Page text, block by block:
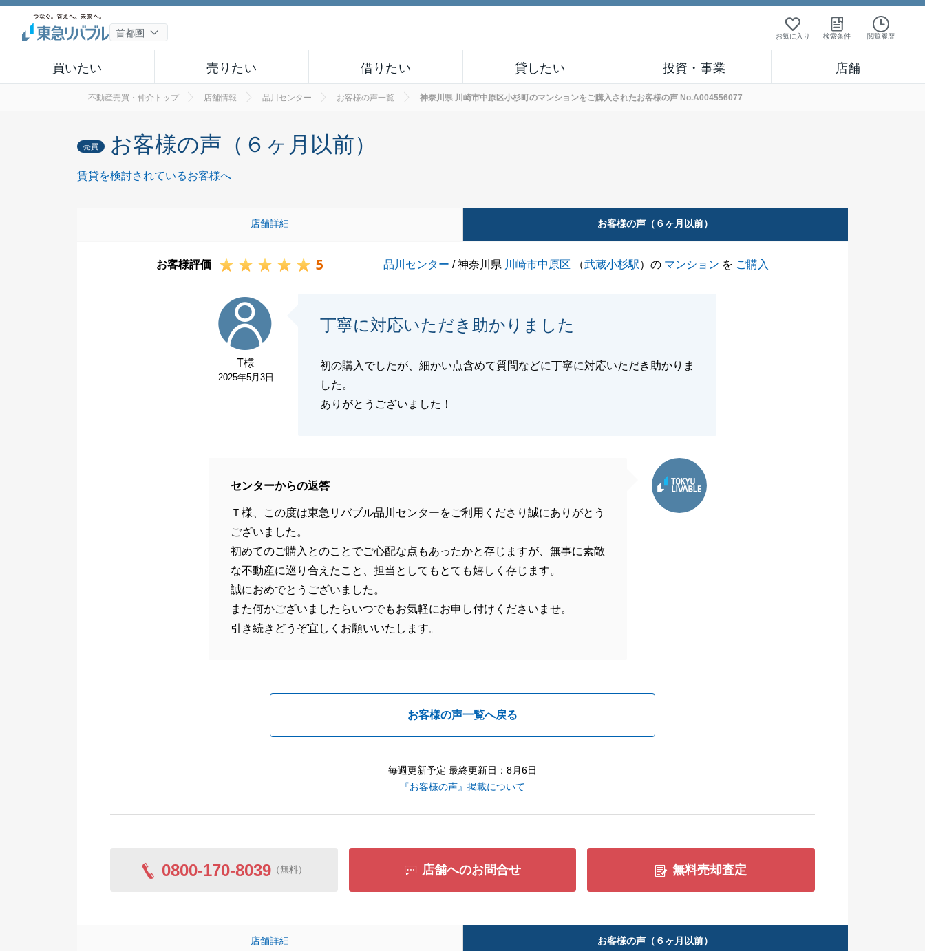
お気に入り 検索条件 閲覧履歴
買いたい 売りたい 借りたい 貸したい 投資・事業 店舗
不動産売買・仲介トップ 店舗情報 品川センター お客様の声一覧 神奈川県 川崎市中原区小杉町のマンションをご購入されたお客様の声 No.A004556077
売買 お客様の声（６ヶ月以前）
賃貸を検討されているお客様へ
店舗詳細 お客様の声（６ヶ月以前）
お客様評価 5 品川センター / 神奈川県 川崎市中原区 （武蔵小杉駅）の マンション を ご購入
T様
2025年5月3日
丁寧に対応いただき助かりました
初の購入でしたが、細かい点含めて質問などに丁寧に対応いただき助かりま
した。
ありがとうございました！
センターからの返答
Ｔ様、この度は東急リバブル品川センターをご利用くださり誠にありがとう
ございました。
初めてのご購入とのことでご心配な点もあったかと存じますが、無事に素敵
な不動産に巡り合えたこと、担当としてもとても嬉しく存じます。
誠におめでとうございました。
また何かございましたらいつでもお気軽にお申し付けくださいませ。
引き続きどうぞ宜しくお願いいたします。
お客様の声一覧へ戻る
毎週更新予定 最終更新日：8月6日
『お客様の声』掲載について
0800-170-8039 （無料） 店舗へのお問合せ 無料売却査定
店舗詳細 お客様の声（６ヶ月以前）